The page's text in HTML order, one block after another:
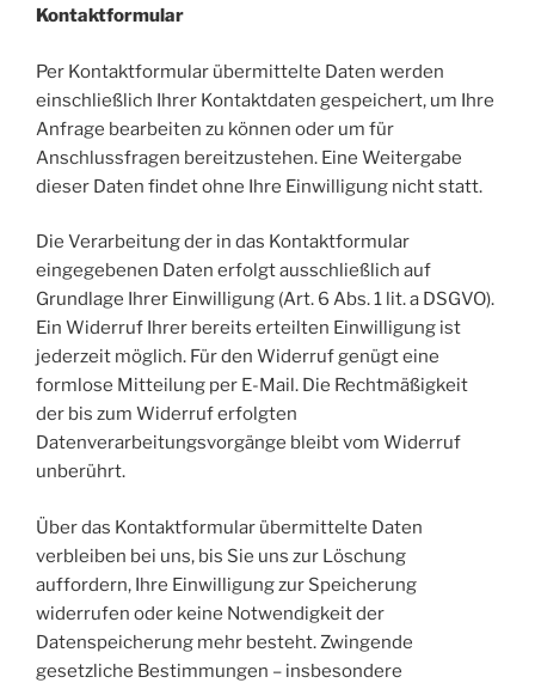
Kontaktformular
Per Kontaktformular übermittelte Daten werden
einschließlich Ihrer Kontaktdaten gespeichert, um Ihre
Anfrage bearbeiten zu können oder um für
Anschlussfragen bereitzustehen. Eine Weitergabe
dieser Daten findet ohne Ihre Einwilligung nicht statt.
Die Verarbeitung der in das Kontaktformular
eingegebenen Daten erfolgt ausschließlich auf
Grundlage Ihrer Einwilligung (Art. 6 Abs. 1 lit. a DSGVO).
Ein Widerruf Ihrer bereits erteilten Einwilligung ist
jederzeit möglich. Für den Widerruf genügt eine
formlose Mitteilung per E-Mail. Die Rechtmäßigkeit
der bis zum Widerruf erfolgten
Datenverarbeitungsvorgänge bleibt vom Widerruf
unberührt.
Über das Kontaktformular übermittelte Daten
verbleiben bei uns, bis Sie uns zur Löschung
auffordern, Ihre Einwilligung zur Speicherung
widerrufen oder keine Notwendigkeit der
Datenspeicherung mehr besteht. Zwingende
gesetzliche Bestimmungen – insbesondere